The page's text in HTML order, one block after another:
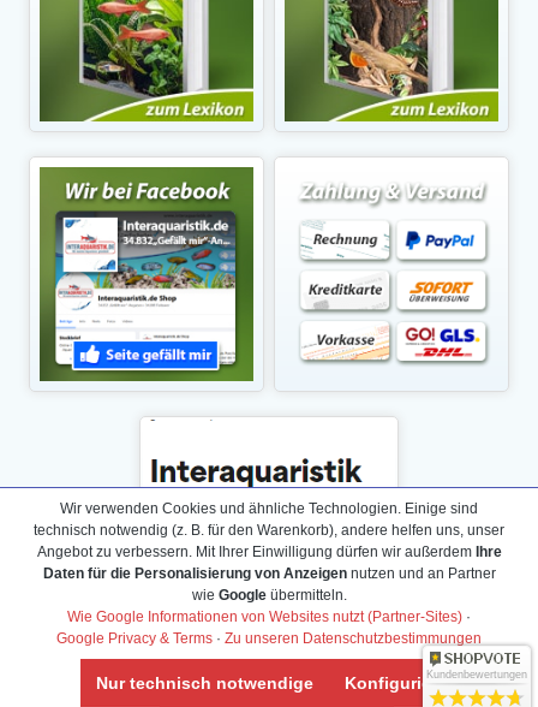
Wir verwenden Cookies und ähnliche Technologien. Einige sind
technisch notwendig (z. B. für den Warenkorb), andere helfen uns, unser
Angebot zu verbessern. Mit Ihrer Einwilligung dürfen wir außerdem Ihre
Daten für die Personalisierung von Anzeigennutzen und an Partner
wie Googleübermitteln.
Wie Google Informationen von Websites nutzt (Partner-Sites) ·
Google Privacy & Terms · Zu unseren Datenschutzbestimmungen
Nur technisch notwendige KonfigurierenKundenbewertungen